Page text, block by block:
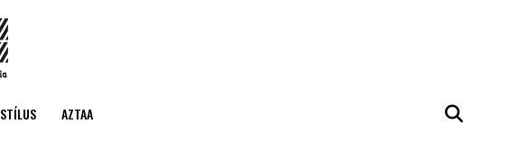
STÍLUS AZTAA